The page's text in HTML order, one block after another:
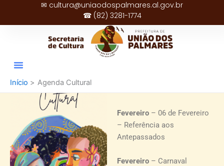
✉ cultura@uniaodospalmares.al.gov.br
☎ (82) 3281-1774
Início Agenda Cultural
Agenda Cultural
Fevereiro – 06 de Fevereiro
– Referência aos
Antepassados
Fevereiro – Carnaval